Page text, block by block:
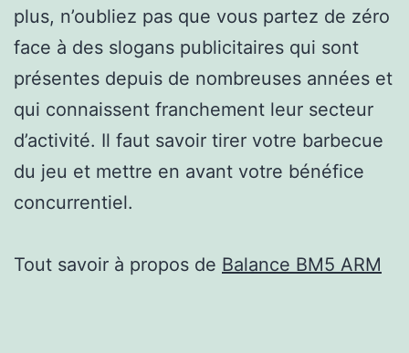
plus, n’oubliez pas que vous partez de zéro
face à des slogans publicitaires qui sont
présentes depuis de nombreuses années et
qui connaissent franchement leur secteur
d’activité. Il faut savoir tirer votre barbecue
du jeu et mettre en avant votre bénéfice
concurrentiel.
Tout savoir à propos de Balance BM5 ARM